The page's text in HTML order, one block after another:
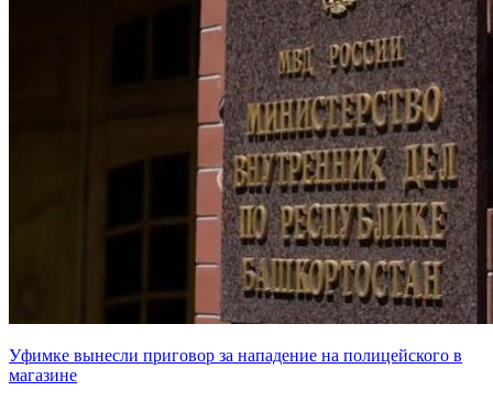
Уфимке вынесли приговор за нападение на полицейского в
магазине